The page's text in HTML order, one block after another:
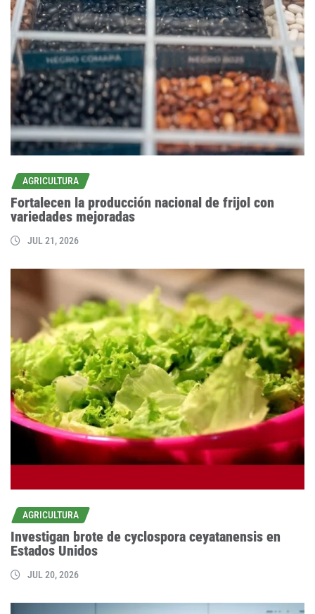
AGRICULTURA
Fortalecen la producción nacional de frijol con
variedades mejoradas
JUL 21, 2026
AGRICULTURA
Investigan brote de cyclospora ceyatanensis en
Estados Unidos
JUL 20, 2026